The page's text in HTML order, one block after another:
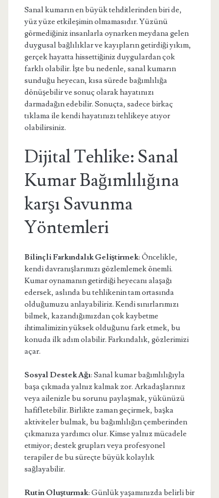
Sanal kumarın en büyük tehditlerinden biri de,
yüz yüze etkileşimin olmamasıdır. Yüzünü
görmediğiniz insanlarla oynarken meydana gelen
duygusal bağlılıklar ve kayıpların getirdiği yıkım,
gerçek hayatta hissettiğiniz duygulardan çok
farklı olabilir. İşte bu nedenle, sanal kumarın
sunduğu heyecan, kısa sürede bağımlılığa
dönüşebilir ve sonuç olarak hayatınızı
darmadağın edebilir. Sonuçta, sadece birkaç
tıklama ile kendi hayatınızı tehlikeye atıyor
olabilirsiniz.
Dijital Tehlike: Sanal
Kumar Bağımlılığına
karşı Savunma
Yöntemleri
Bilinçli Farkındalık Geliştirmek: Öncelikle,
kendi davranışlarımızı gözlemlemek önemli.
Kumar oynamanın getirdiği heyecanı alaşağı
edersek, aslında bu tehlikenin tam ortasında
olduğumuzu anlayabiliriz. Kendi sınırlarımızı
bilmek, kazandığımızdan çok kaybetme
ihtimalimizin yüksek olduğunu fark etmek, bu
konuda ilk adım olabilir. Farkındalık, gözlerimizi
açar.
Sosyal Destek Ağı: Sanal kumar bağımlılığıyla
başa çıkmada yalnız kalmak zor. Arkadaşlarınız
veya ailenizle bu sorunu paylaşmak, yükünüzü
hafifletebilir. Birlikte zaman geçirmek, başka
aktiviteler bulmak, bu bağımlılığın çemberinden
çıkmanıza yardımcı olur. Kimse yalnız mücadele
etmiyor; destek grupları veya profesyonel
terapiler de bu süreçte büyük kolaylık
sağlayabilir.
Rutin Oluşturmak: Günlük yaşamınızda belirli bir